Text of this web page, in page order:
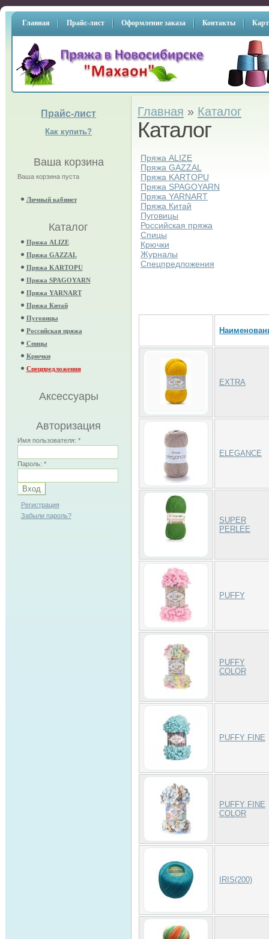
Главная Прайс-лист Оформление заказа Контакты
Прайс-лист
Как купить?
Ваша корзина
Ваша корзина пуста
Личный кабинет
Каталог
Пряжа ALIZE
Пряжа GAZZAL
Пряжа KARTOPU
Пряжа SPAGOYARN
Пряжа YARNART
Пряжа Китай
Пуговицы
Российская пряжа
Спицы
Крючки
Спецпредложения
Аксессуары
Авторизация
Имя пользователя: *
Пароль: *
Регистрация
Забыли пароль?
Главная » Каталог
Каталог
Пряжа ALIZE
Пряжа GAZZAL
Пряжа KARTOPU
Пряжа SPAGOYARN
Пряжа YARNART
Пряжа Китай
Пуговицы
Российская пряжа
Спицы
Крючки
Журналы
Спецпредложения
EXTRA
ELEGANCE
SUPER
PERLEE
PUFFY
PUFFY
COLOR
PUFFY FINE
PUFFY FINE
COLOR
IRIS(200)